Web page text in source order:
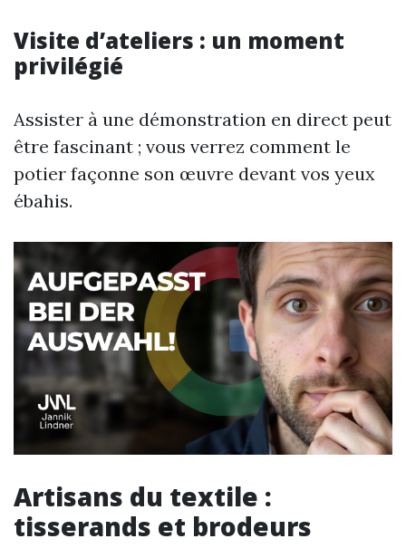
Visite d’ateliers : un moment
privilégié
Assister à une démonstration en direct peut
être fascinant ; vous verrez comment le
potier façonne son œuvre devant vos yeux
ébahis.
Artisans du textile :
tisserands et brodeurs